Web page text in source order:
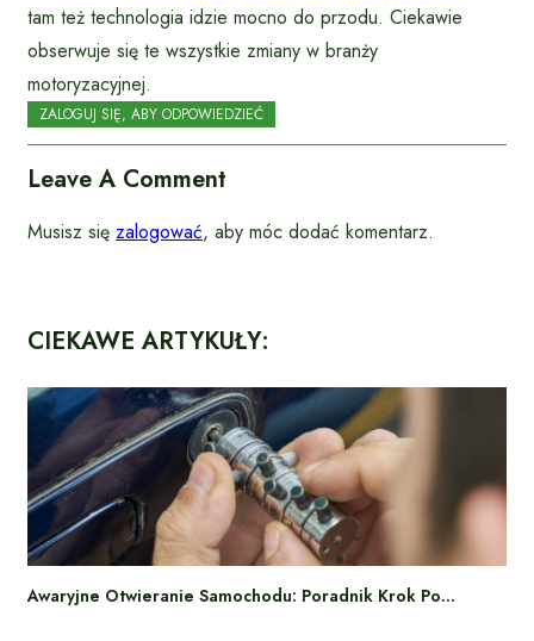
tam też technologia idzie mocno do przodu. Ciekawie
obserwuje się te wszystkie zmiany w branży
motoryzacyjnej.
ZALOGUJ SIĘ, ABY ODPOWIEDZIEĆ
Leave A Comment
Musisz się zalogować, aby móc dodać komentarz.
CIEKAWE ARTYKUŁY:
Awaryjne Otwieranie Samochodu: Poradnik Krok Po…